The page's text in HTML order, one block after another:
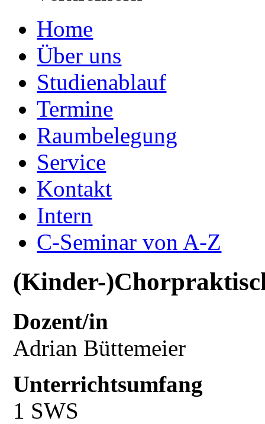
Home
Über uns
Studienablauf
Termine
Raumbelegung
Service
Kontakt
Intern
C-Seminar von A-Z
(Kinder-
Dozent/in
Adrian Büttemeier
Unterrichtsumfang
1 SWS